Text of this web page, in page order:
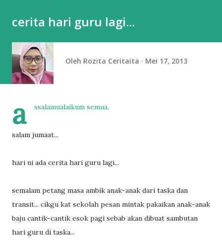
cerita hari guru lagi...
Oleh Rozita Ceritaita Mei 17, 2013
a ssalamualaikum semua,
salam jumaat...
hari ni ada cerita hari guru lagi...
semalam petang masa ambik anak-anak dari taska dan
transit... cikgu kat sekolah pesan mintak pakaikan anak-anak
baju cantik-cantik esok pagi sebab akan dibuat sambutan
hari guru di taska...